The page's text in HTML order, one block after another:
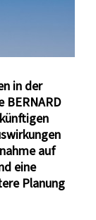
in der
auf
eine
Planung